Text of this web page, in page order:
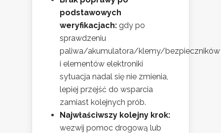
podstawowych
weryfikacjach: gdy po
sprawdzeniu
paliwa/akumulatora/klemy/bezpieczników
i elementów elektroniki
sytuacja nadal się nie zmienia,
lepiej przejść do wsparcia
zamiast kolejnych prób.
Najwłaściwszy kolejny krok:
wezwij pomoc drogową lub